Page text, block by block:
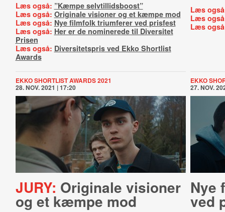
Læs også: ”Kæmpe selvtillidsboost”
Læs også: Originale visioner og et kæmpe mod
Læs også: Nye filmfolk triumferer ved prisfest
Læs også: Her er de nominerede til Diversitet
Prisen
Læs også: Diversitetspris ved Ekko Shortlist
Awards
Læs
Læs
Læs
EKKO SHORTLIST AWARDS 2021
28. NOV. 2021 | 17:20
JURY: Originale visioner
og et kæmpe mod
EKKO
27. NOV.
Nye
ved